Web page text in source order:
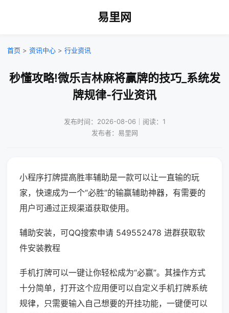
易里网
首页 > 资讯中心 > 行业资讯
秒懂攻略!微乐吉林麻将赢牌的技巧_系统发
牌规律-行业资讯
发布时间：2026-08-06｜阅读：1
发布者：易里网
小程序打牌提高胜率辅助是一款可以让一直输的玩
家，快速成为一个“必胜”的输赢辅助神器，有需要的
用户可通过正规渠道获取使用。
辅助安装，可QQ搜索申请 549552478 进群获取软
件安装教程
手机打牌可以一键让你轻松成为“必赢”。其操作方式
十分简单，打开这个应用便可以自定义手机打牌系统
规律，只需要输入自己想要的开挂功能，一键便可以